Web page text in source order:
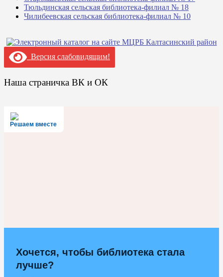
Тюльдинская сельская библиотека-филиал № 18
Чилибеевская сельская библиотека-филиал № 10
Версия слабовидящим!
Наша страничка ВК и ОК
Решаем вместе
Хочется, чтобы библиотека стала
лучше?